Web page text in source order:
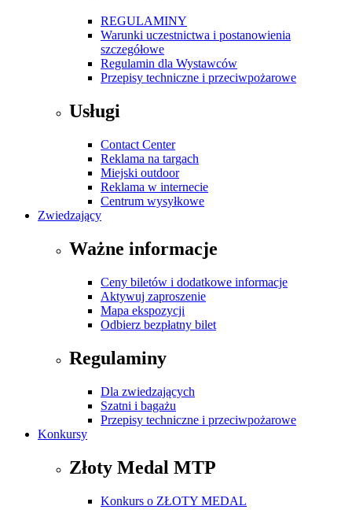
REGULAMINY
Warunki uczestnictwa i postanowienia
szczegółowe
Regulamin dla Wystawców
Przepisy techniczne i przeciwpożarowe
Usługi
Contact Center
Reklama na targach
Miejski outdoor
Reklama w internecie
Centrum wysyłkowe
Zwiedzający
Ważne informacje
Ceny biletów i dodatkowe informacje
Aktywuj zaproszenie
Mapa ekspozycji
Odbierz bezpłatny bilet
Regulaminy
Dla zwiedzających
Szatni i bagażu
Przepisy techniczne i przeciwpożarowe
Konkursy
Złoty Medal MTP
Konkurs o ZŁOTY MEDAL